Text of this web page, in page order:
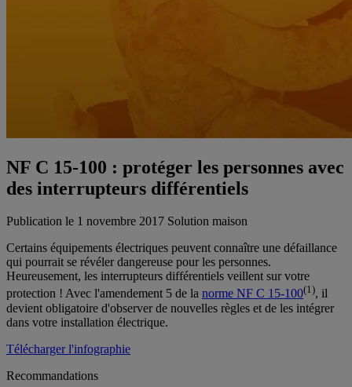
NF C 15-100 : protéger les personnes avec
des interrupteurs différentiels
Publication le 1 novembre 2017 Solution maison
Certains équipements électriques peuvent connaître une défaillance
qui pourrait se révéler dangereuse pour les personnes.
Heureusement, les interrupteurs différentiels veillent sur votre
protection ! Avec l'amendement 5 de la norme NF C 15-100(1), il
devient obligatoire d'observer de nouvelles règles et de les intégrer
dans votre installation électrique.
Télécharger l'infographie
Recommandations